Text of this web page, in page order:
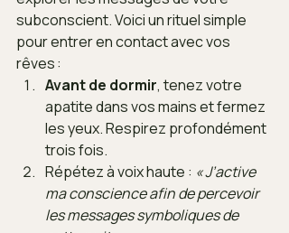
subconscient. Voici un rituel simple
pour entrer en contact avec vos
rêves :
Avant de dormir, tenez votre
apatite dans vos mains et fermez
les yeux. Respirez profondément
trois fois.
Répétez à voix haute : « J’active
ma conscience afin de percevoir
les messages symboliques de